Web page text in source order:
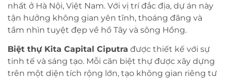
nhất ở Hà Nội, Việt Nam. Với vị trí đắc địa, dự án này
tận hưởng không gian yên tĩnh, thoáng đãng và
tầm nhìn tuyệt đẹp về hồ Tây và sông Hồng.
Biệt thự Kita Capital Ciputra được thiết kế với sự
tinh tế và sáng tạo. Mỗi căn biệt thự được xây dựng
trên một diện tích rộng lớn, tạo không gian riêng tư